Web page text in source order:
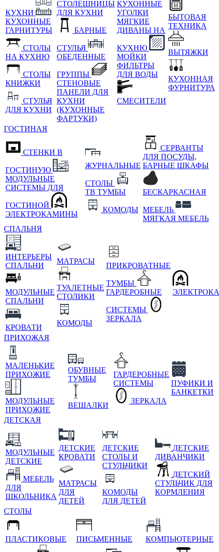
КУХНИ
КУХОННЫЕ
ГАРНИТУРЫ
СТОЛЫ
НА КУХНЮ
СТОЛЫ
КНИЖКИ
СТУЛЬЯ
ДЛЯ КУХНИ
СТОЛЕШНИЦЫ
ДЛЯ КУХНИ
БАРНЫЕ
СТУЛЬЯ
ОБЕДЕННЫЕ
ГРУППЫ
СТЕНОВЫЕ
ПАНЕЛИ ДЛЯ
КУХНИ
(КУХОННЫЕ
ФАРТУКИ)
КУХОННЫЕ
УГОЛКИ
МЯГКИЕ
ДИВАНЫ НА
КУХНЮ
МОЙКИ
ФИЛЬТРЫ
ДЛЯ ВОДЫ
СМЕСИТЕЛИ
БЫТОВАЯ
ТЕХНИКА
ВЫТЯЖКИ
КУХОННАЯ
ФУРНИТУРА
ГОСТИНАЯ
СТЕНКИ В
ГОСТИНУЮ
МОДУЛЬНЫЕ
СИСТЕМЫ ДЛЯ
ГОСТИНОЙ
ЭЛЕКТРОКАМИНЫ
ЖУРНАЛЬНЫЕ
СТОЛЫ
ТВ ТУМБЫ
КОМОДЫ
СЕРВАНТЫ
ДЛЯ ПОСУДЫ,
БАРНЫЕ ШКАФЫ
БЕСКАРКАСНАЯ
МЕБЕЛЬ
МЯГКАЯ МЕБЕЛЬ
СПАЛЬНЯ
ИНТЕРЬЕРЫ
СПАЛЬНИ
МОДУЛЬНЫЕ
СПАЛЬНИ
КРОВАТИ
МАТРАСЫ
ТУАЛЕТНЫЕ
СТОЛИКИ
КОМОДЫ
ПРИКРОВАТНЫЕ
ТУМБЫ
ГАРДЕРОБНЫЕ
СИСТЕМЫ
ЗЕРКАЛА
ПРИХОЖАЯ
МАЛЕНЬКИЕ
ПРИХОЖИЕ
МОДУЛЬНЫЕ
ПРИХОЖИЕ
ОБУВНЫЕ
ТУМБЫ
ВЕШАЛКИ
ГАРДЕРОБНЫЕ
СИСТЕМЫ
ЗЕРКАЛА
ПУФИКИ И
БАНКЕТКИ
ДЕТСКАЯ
МОДУЛЬНЫЕ
ДЕТСКИЕ
МЕБЕЛЬ
ДЛЯ
ШКОЛЬНИКА
ДЕТСКИЕ
КРОВАТИ
МАТРАСЫ
ДЛЯ
ДЕТЕЙ
ДЕТСКИЕ
СТОЛЫ И
СТУЛЬЧИКИ
КОМОДЫ
ДЛЯ ДЕТЕЙ
ДЕТСКИЕ
ДИВАНЧИКИ
ДЕТСКИЙ
СТУЛЬЧИК ДЛЯ
КОРМЛЕНИЯ
СТОЛЫ
ПЛАСТИКОВЫЕ ПИСЬМЕННЫЕ КОМПЬЮТЕРНЫЕ